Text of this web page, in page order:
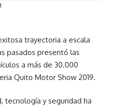
trayectoria a escala
pasados presentó las
a más de 30.000
Quito Motor Show 2019.
tecnología y seguridad ha